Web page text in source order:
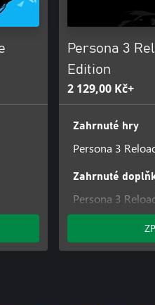
Persona 3
Edition
2 129,00 Kč+
Zahrnuté hry
Persona 3
Zahrnuté
Persona 3